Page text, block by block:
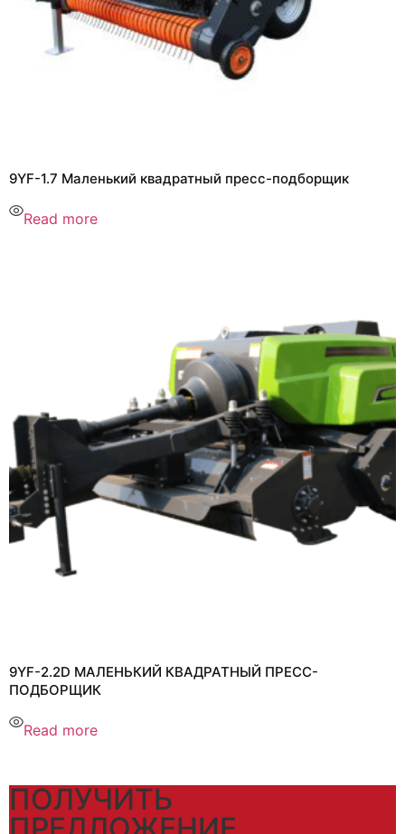
9YF-1.7 Маленький квадратный пресс-подборщик
Read more
9YF-2.2D МАЛЕНЬКИЙ КВАДРАТНЫЙ ПРЕСС-
ПОДБОРЩИК
Read more
ПОЛУЧИТЬ